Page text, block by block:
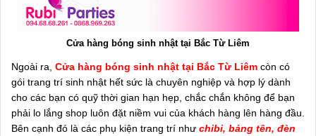
Cửa hàng bóng sinh nhật tại Bắc Từ Liêm
Ngoài ra, Cửa hàng bóng sinh nhật tại Bắc Từ Liêm còn có
gói trang trí sinh nhật hết sức là chuyên nghiệp và hợp lý dành
cho các bạn có quỹ thời gian hạn hẹp, chắc chắn không để bạn
phải lo lắng shop luôn đặt niềm vui của khách hàng lên hàng đầu.
Bên cạnh đó là các phụ kiện trang trí như chibi, bảng tên, đèn